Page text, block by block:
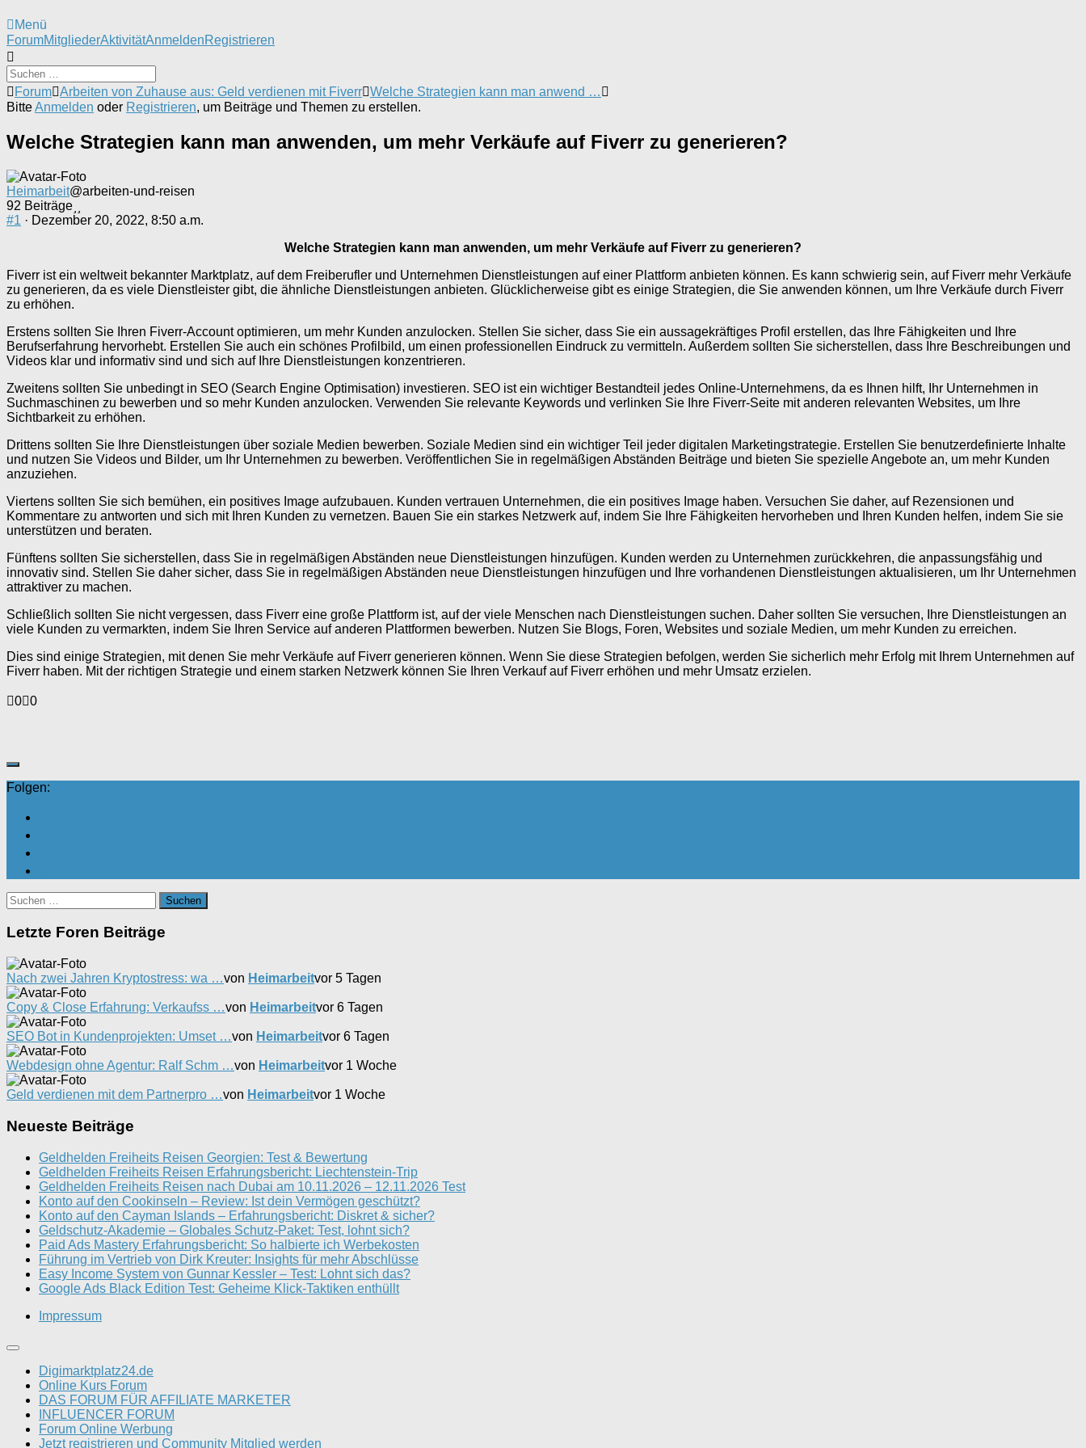
Menü
Forum-
Navigation
ForumMitgliederAktivitätAnmeldenRegistrieren
Forum-
Breadcrumbs
Du
bist
Forum Arbeiten von Zuhause aus: Geld verdienen mit Fiverr Welche Strategien kann man anwend …
BitteAnmelden oder Registrieren, um Beiträge und Themen zu erstellen.
Welche Strategien kann man anwenden, um mehr Verkäufe auf Fiverr zu generieren?
Heimarbeit@arbeiten-und-reisen
92 Beiträge
#1 · Dezember 20, 2022, 8:50 a.m.
Welche Strategien kann man anwenden, um mehr Verkäufe auf Fiverr zu generieren?
Fiverr ist ein weltweit bekannter Marktplatz, auf dem Freiberufler und Unternehmen Dienstleistungen auf einer Plattform anbieten können. Es kann schwierig sein, auf Fiverr mehr Verkäufe
zu generieren, da es viele Dienstleister gibt, die ähnliche Dienstleistungen anbieten. Glücklicherweise gibt es einige Strategien, die Sie anwenden können, um Ihre Verkäufe durch Fiverr
zu erhöhen.
Erstens sollten Sie Ihren Fiverr-Account optimieren, um mehr Kunden anzulocken. Stellen Sie sicher, dass Sie ein aussagekräftiges Profil erstellen, das Ihre Fähigkeiten und Ihre
Berufserfahrung hervorhebt. Erstellen Sie auch ein schönes Profilbild, um einen professionellen Eindruck zu vermitteln. Außerdem sollten Sie sicherstellen, dass Ihre Beschreibungen und
Videos klar und informativ sind und sich auf Ihre Dienstleistungen konzentrieren.
Zweitens sollten Sie unbedingt in SEO (Search Engine Optimisation) investieren. SEO ist ein wichtiger Bestandteil jedes Online-Unternehmens, da es Ihnen hilft, Ihr Unternehmen in
Suchmaschinen zu bewerben und so mehr Kunden anzulocken. Verwenden Sie relevante Keywords und verlinken Sie Ihre Fiverr-Seite mit anderen relevanten Websites, um Ihre
Sichtbarkeit zu erhöhen.
Drittens sollten Sie Ihre Dienstleistungen über soziale Medien bewerben. Soziale Medien sind ein wichtiger Teil jeder digitalen Marketingstrategie. Erstellen Sie benutzerdefinierte Inhalte
und nutzen Sie Videos und Bilder, um Ihr Unternehmen zu bewerben. Veröffentlichen Sie in regelmäßigen Abständen Beiträge und bieten Sie spezielle Angebote an, um mehr Kunden
anzuziehen.
Viertens sollten Sie sich bemühen, ein positives Image aufzubauen. Kunden vertrauen Unternehmen, die ein positives Image haben. Versuchen Sie daher, auf Rezensionen und
Kommentare zu antworten und sich mit Ihren Kunden zu vernetzen. Bauen Sie ein starkes Netzwerk auf, indem Sie Ihre Fähigkeiten hervorheben und Ihren Kunden helfen, indem Sie sie
unterstützen und beraten.
Fünftens sollten Sie sicherstellen, dass Sie in regelmäßigen Abständen neue Dienstleistungen hinzufügen. Kunden werden zu Unternehmen zurückkehren, die anpassungsfähig und
innovativ sind. Stellen Sie daher sicher, dass Sie in regelmäßigen Abständen neue Dienstleistungen hinzufügen und Ihre vorhandenen Dienstleistungen aktualisieren, um Ihr Unternehmen
attraktiver zu machen.
Schließlich sollten Sie nicht vergessen, dass Fiverr eine große Plattform ist, auf der viele Menschen nach Dienstleistungen suchen. Daher sollten Sie versuchen, Ihre Dienstleistungen an
viele Kunden zu vermarkten, indem Sie Ihren Service auf anderen Plattformen bewerben. Nutzen Sie Blogs, Foren, Websites und soziale Medien, um mehr Kunden zu erreichen.
Dies sind einige Strategien, mit denen Sie mehr Verkäufe auf Fiverr generieren können. Wenn Sie diese Strategien befolgen, werden Sie sicherlich mehr Erfolg mit Ihrem Unternehmen auf
Fiverr haben. Mit der richtigen Strategie und einem starken Netzwerk können Sie Ihren Verkauf auf Fiverr erhöhen und mehr Umsatz erzielen.
Anklicken
0 Anklicken
0
Folgen:
Suchen
nach:
Letzte Foren Beiträge
Nach zwei Jahren Kryptostress: wa …von Heimarbeitvor 5 Tagen
Copy & Close Erfahrung: Verkaufss …von Heimarbeitvor 6 Tagen
SEO Bot in Kundenprojekten: Umset …von Heimarbeitvor 6 Tagen
Webdesign ohne Agentur: Ralf Schm …von Heimarbeitvor 1 Woche
Geld verdienen mit dem Partnerpro …von Heimarbeitvor 1 Woche
Neueste Beiträge
Geldhelden Freiheits Reisen Georgien: Test & Bewertung
Geldhelden Freiheits Reisen Erfahrungsbericht: Liechtenstein-Trip
Geldhelden Freiheits Reisen nach Dubai am 10.11.2026 – 12.11.2026 Test
Konto auf den Cookinseln – Review: Ist dein Vermögen geschützt?
Konto auf den Cayman Islands – Erfahrungsbericht: Diskret & sicher?
Geldschutz-Akademie – Globales Schutz-Paket: Test, lohnt sich?
Paid Ads Mastery Erfahrungsbericht: So halbierte ich Werbekosten
Führung im Vertrieb von Dirk Kreuter: Insights für mehr Abschlüsse
Easy Income System von Gunnar Kessler – Test: Lohnt sich das?
Google Ads Black Edition Test: Geheime Klick-Taktiken enthüllt
Impressum
Digimarktplatz24.de
Online Kurs Forum
DAS FORUM FÜR AFFILIATE MARKETER
INFLUENCER FORUM
Forum Online Werbung
Jetzt registrieren und Community Mitglied werden